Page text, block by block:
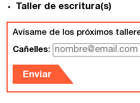
Taller de escritura(s)
Avísame de los próximos
Cañelles:
Enviar